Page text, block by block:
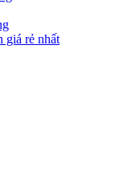
giá rẻ nhất